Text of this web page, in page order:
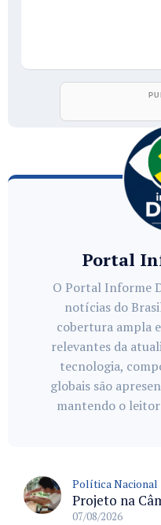
Portal
O Portal Informe
notícias do
cobertura ampla
relevantes da
tecnologia,
globais são
mantendo o
Política Nacional
07/08/2026